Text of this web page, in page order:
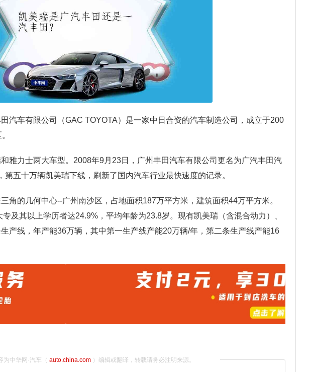
汽车有限公司（GAC TOYOTA）是一家中日合资的汽车制造公司，成立于200
雅力士两大车型。2008年9月23日，广州丰田汽车有限公司更名为广汽丰田汽
五十万辆凯美瑞下线，刷新了国内汽车行业最快速度的记录。
角的几何中心--广州南沙区，占地面积187万平方米，建筑面积44万平方米。
及其以上学历者达24.9%，平均年龄为23.8岁。现有凯美瑞（含混合动力）、
产线，年产能36万辆，其中第一生产线产能20万辆/年，第二条生产线产能16
为中华网·汽车（ auto.china.com）编辑或翻译，转载请务必注明来源。